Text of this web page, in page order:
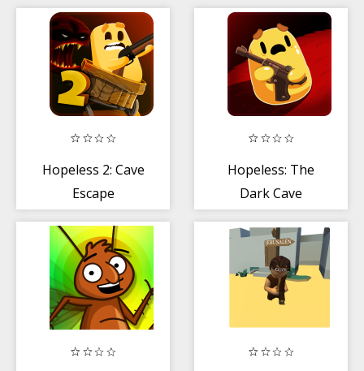
Hopeless 2: Cave
Escape
Hopeless: The
Dark Cave